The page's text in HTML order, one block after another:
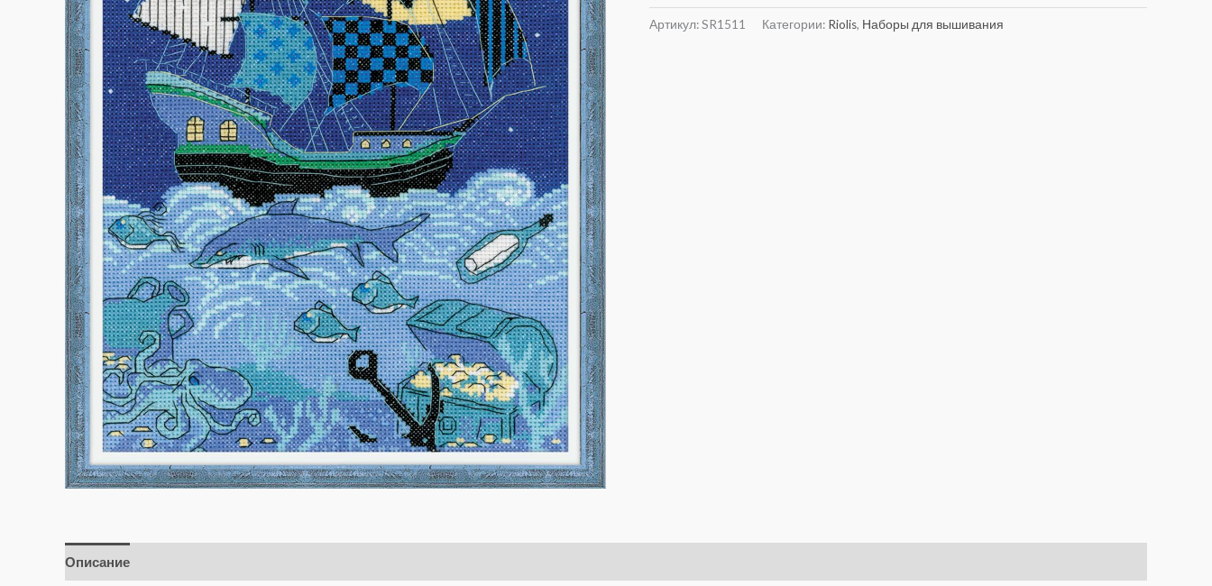
Артикул:SR1511 Категории: Riolis, Наборы для вышивания
Описание